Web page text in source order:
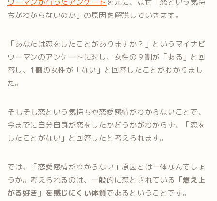
ウーマンが行ったアンケートを元に、なぜ「恋という気持
ちがわからないのか」の原因を解説していきます。
「あなたは恋をしたことがありますか？」というマイナビ
ウーマンのアンケートに対し、女性の９割が「ある」と回
答し、 1割の女性が「ない」と回答したことがわかりまし
た。
そもそも恋という気持ちや恋愛感情がわからないことで、
今までに自分自身が恋をしたかどうかがわからず、「恋を
したことがない」と回答したと考えられます。
では、「恋愛感情がわからない」原因とは一体なんでしょ
うか。考えられるのは、一般的に恋とされている 「燃え上
がる好き」を感じにくい体質であるということです。